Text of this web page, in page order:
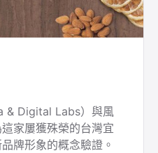
& Digital Labs）與風
家屢獲殊榮的台灣宜
牌形象的概念驗證。